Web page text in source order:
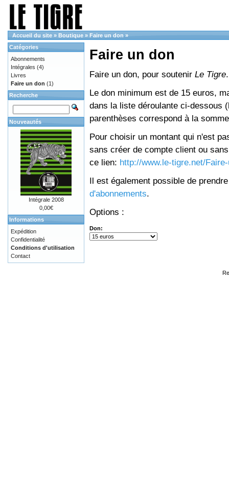
Accueil du site » Boutique » Faire un don »
Faire un don
Faire un don, pour soutenir Le Tigre.
Le don minimum est de 15 euros,
dans la liste déroulante ci-dessous
parenthèses correspond à la
Pour choisir un montant qui n'est
sans créer de compte client ou
ce lien: http://www.le-tigre.net/
Il est également possible de
d'abonnements.
Options :
Don:
Catégories
Abonnements
Intégrales (4)
Livres
Faire un don (1)
Recherche
Nouveautés
Intégrale 2008
0,00€
Informations
Expédition
Confidentialité
Conditions d'utilisation
Contact